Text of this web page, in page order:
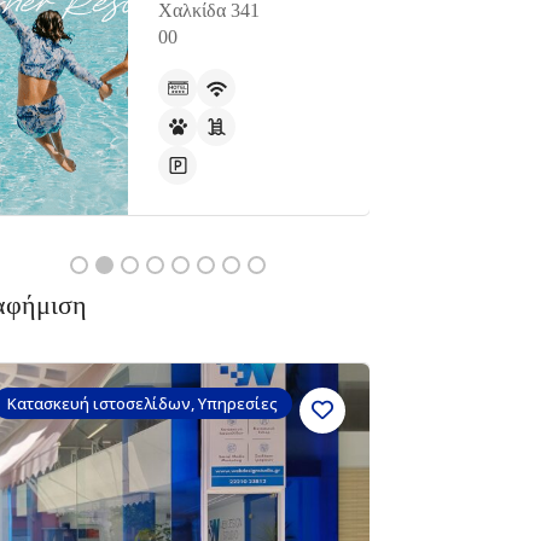
Χαλκίδα 341
00
Κατασκευή ιστοσελίδων, Υπηρεσίες